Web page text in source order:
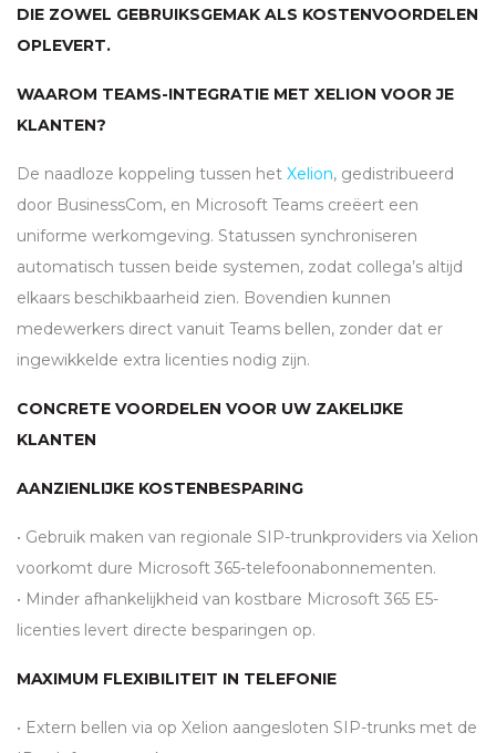
DIE ZOWEL GEBRUIKSGEMAK ALS KOSTENVOORDELEN
OPLEVERT.
WAAROM TEAMS-INTEGRATIE MET XELION VOOR JE
KLANTEN?
De naadloze koppeling tussen het Xelion, gedistribueerd
door BusinessCom, en Microsoft Teams creëert een
uniforme werkomgeving. Statussen synchroniseren
automatisch tussen beide systemen, zodat collega’s altijd
elkaars beschikbaarheid zien. Bovendien kunnen
medewerkers direct vanuit Teams bellen, zonder dat er
ingewikkelde extra licenties nodig zijn.
CONCRETE VOORDELEN VOOR UW ZAKELIJKE
KLANTEN
AANZIENLIJKE KOSTENBESPARING
• Gebruik maken van regionale SIP-trunkproviders via Xelion
voorkomt dure Microsoft 365-telefoonabonnementen.
• Minder afhankelijkheid van kostbare Microsoft 365 E5-
licenties levert directe besparingen op.
MAXIMUM FLEXIBILITEIT IN TELEFONIE
• Extern bellen via op Xelion aangesloten SIP-trunks met de